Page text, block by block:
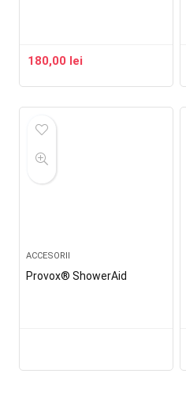
180,00 lei
ACCESORII
Provox® ShowerAid